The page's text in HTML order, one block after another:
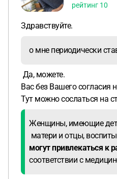
рейтинг 10
Здравствуйте.
о мне периодически
Да, можете.
Вас без Вашего согласия
Тут можно сослаться на
Женщины, имеющие
матери и отцы,
могут привлекаться к
соответствии с